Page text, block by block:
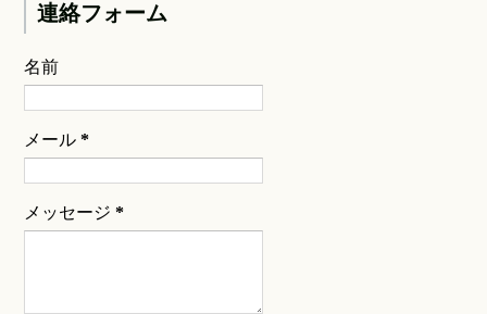
連絡フォーム
名前
メール*
メッセージ*